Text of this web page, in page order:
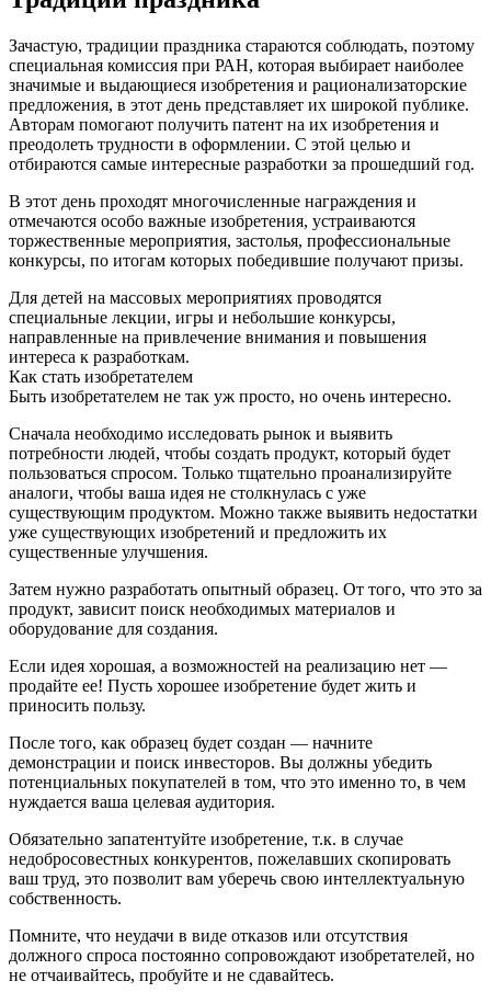
Зачастую, традиции праздника стараются соблюдать, поэтому
специальная комиссия при РАН, которая выбирает наиболее
значимые и выдающиеся изобретения и рационализаторские
предложения, в этот день представляет их широкой публике.
Авторам помогают получить патент на их изобретения и
преодолеть трудности в оформлении. С этой целью и
отбираются самые интересные разработки за прошедший год.
В этот день проходят многочисленные награждения и
отмечаются особо важные изобретения, устраиваются
торжественные мероприятия, застолья, профессиональные
конкурсы, по итогам которых победившие получают призы.
Для детей на массовых мероприятиях проводятся
специальные лекции, игры и небольшие конкурсы,
направленные на привлечение внимания и повышения
интереса к разработкам.
Как стать изобретателем
Быть изобретателем не так уж просто, но очень интересно.
Сначала необходимо исследовать рынок и выявить
потребности людей, чтобы создать продукт, который будет
пользоваться спросом. Только тщательно проанализируйте
аналоги, чтобы ваша идея не столкнулась с уже
существующим продуктом. Можно также выявить недостатки
уже существующих изобретений и предложить их
существенные улучшения.
Затем нужно разработать опытный образец. От того, что это за
продукт, зависит поиск необходимых материалов и
оборудование для создания.
Если идея хорошая, а возможностей на реализацию нет —
продайте ее! Пусть хорошее изобретение будет жить и
приносить пользу.
После того, как образец будет создан — начните
демонстрации и поиск инвесторов. Вы должны убедить
потенциальных покупателей в том, что это именно то, в чем
нуждается ваша целевая аудитория.
Обязательно запатентуйте изобретение, т.к. в случае
недобросовестных конкурентов, пожелавших скопировать
ваш труд, это позволит вам уберечь свою интеллектуальную
собственность.
Помните, что неудачи в виде отказов или отсутствия
должного спроса постоянно сопровождают изобретателей, но
не отчаивайтесь, пробуйте и не сдавайтесь.